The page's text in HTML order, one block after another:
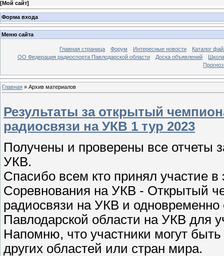
[Мой сайт]
Форма входа
Меню сайта
Главная страница Форум Интересные новости
Каталог
ОО Федерация радиоспорта Павлодарской области
Доска объявлений
Главная » Архив материалов
Результаты за открытый
радиосвязи на УКВ 1 тур 2023
Получены и проверены все отчеты
УКВ.
Спасибо всем кто принял участие
Соревнования на УКВ - Открытый
радиосвязи на УКВ и
Павлодарской области на УКВ для
Напомню, что участники могут
других областей или стран мира.